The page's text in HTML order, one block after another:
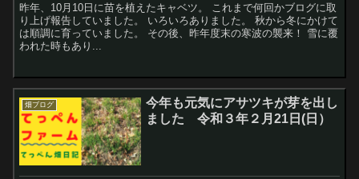
昨年、10月10日に苗を植えたキャベツ。 これまで何回かブログに取
り上げ報告していました。 いろいろありました。 秋から冬にかけて
は順調に育っていました。 その後、昨年度末の寒波の襲来！ 雪に覆
われた時もあり...
畑ブログ
今年も元気にアサツキが芽を出し
ました 令和３年２月21日(日）